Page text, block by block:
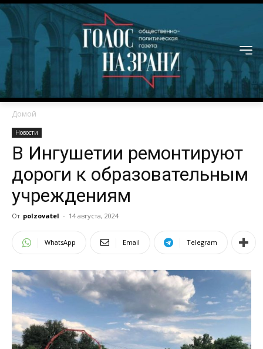
Домой
Новости
В Ингушетии ремонтируют
дороги к образовательным
учреждениям
От polzovatel - 14 августа, 2024
WhatsApp Email Telegram